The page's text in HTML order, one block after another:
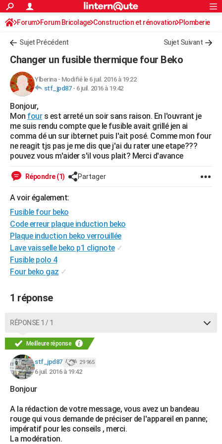
ACTUALITÉS
Politique
Société
Faits Divers
Education
Monde
Villes
+
FINANCE
Retraite
Impôts
Epargne
Immobilier
Risques naturels par ville
Banque
Assurance
Crédit
AUTO
Essais
Réserver un essai
Citadines
Berlines
SUV
Forum auto
+HIGH-TECH
Mobiles
Meilleur smartphone
Internet
Ordinateurs
Jeux vidéo
Guide high-tech
+BRICOLAGE
Forum
Aménagement intérieur
Extérieur
Cuisine
Salle de bains
Jardinage
Rangement
WEEK-END
Guides de France
Escapades
Patrimoine
Expositions
Musées
Week-end nature
LIFESTYLE
SANTE
Alimentation
Guide de la santé
Maladies
Médicaments
Sommeil
VOYAGE
Destinations
City break
Voyage nature
Voyage de noces
Forum
Climat
+PHOTO
GUIDES D'ACHAT
BONS PLANS
CARTE DE VOEUX
COPAINS D'AVANT
S'inscrire
Se connecter
Lycées
Collèges
Primaires
Universités
Entreprises
Service militaire
Avis de recherche
AVIS DE DÉCÈS
FORUM
Bricolage
Lifestyle
Culture
Sport
Auto
Television
Voyage
Cinema
Rechercher
S'inscrire
Connexion
Forum Forum Bricolage Construction et rénovation Plomberie
Sujet Précédent Sujet Suivant
Changer un fusible thermique four Beko
Ylberina- Modifié le 6 juil. 2016 à 19:22
stf_jpd87- 6 juil. 2016 à 19:42
Bonjour,
Mon fours est arreté un soir sans raison. En l'ouvrant je
me suis rendu compte que le fusible avait grillé jen ai
comma dé un sur ibternet puis l'ait posé. Comme mon four
ne reagit tjs pas je me dis que j'ai du rater une etape???
pouvez vous m'aider s'il vous plait? Merci d'avance
Répondre (1) Partager
A voir également:
Fusible four beko
Code erreur plaque induction beko
Plaque induction beko verrouillée
Lave vaisselle beko p1 clignote ✓
Fusible polo 4
Four beko gaz ✓
1 réponse
RÉPONSE 1 / 1
Meilleure réponse
stf_jpd87 29 965
6 juil. 2016 à 19:42
Bonjour
A la rédaction de votre message, vous avez un bandeau
rouge qui vous demande de préciser de l'appareil en panne;
impératif pour les conseils , merci.
La modération.